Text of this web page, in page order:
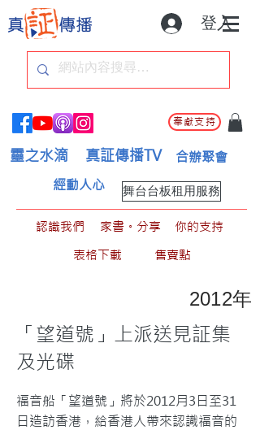
登入
奉獻支持
靈之水滴 真証傳播TV 合辦聚會
舞台台板租用服務
經動人心
認識我們 家書。分享
你的支持
表格下載
售賣點
2012年
「望道號」上派送見証集
及光碟
福音船「望道號」將於2012月3日至31
日造訪香港，給香港人帶來認識福音的